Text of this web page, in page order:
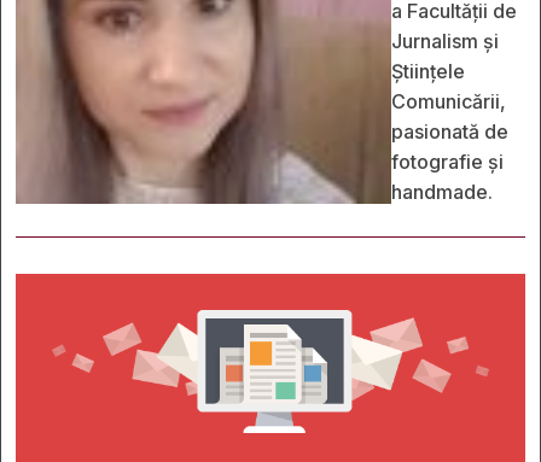
a Facultății de
Jurnalism și
Științele
Comunicării,
pasionată de
fotografie și
handmade.